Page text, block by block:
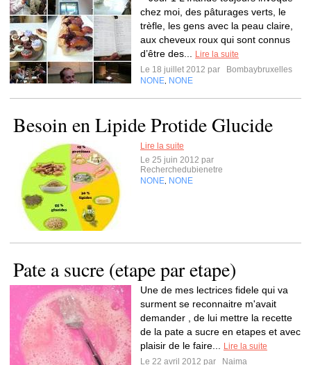
chez moi, des pâturages verts, le
trèfle, les gens avec la peau claire,
aux cheveux roux qui sont connus
d’être des...
Lire la suite
Le 18 juillet 2012 par
Bombaybruxelles
NONE NONE
Besoin en Lipide Protide Glucide
Lire la suite
Le 25 juin 2012 par
Recherchedubienetre
NONE NONE
Pate a sucre (etape par etape)
Une de mes lectrices fidele qui va
surment se reconnaitre m'avait
demander , de lui mettre la recette
de la pate a sucre en etapes et avec
plaisir de le faire...
Lire la suite
Le 22 avril 2012 par
Naima